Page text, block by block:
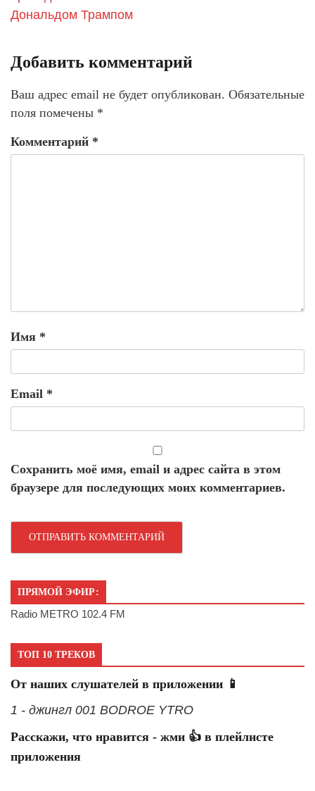
Дональдом Трампом
Добавить комментарий
Ваш адрес email не будет опубликован. Обязательные
поля помечены *
Комментарий *
Имя *
Email *
Сохранить моё имя, email и адрес сайта в этом
браузере для последующих моих комментариев.
ПРЯМОЙ ЭФИР:
Radio METRO 102.4 FM
ТОП 10 ТРЕКОВ
От наших слушателей в приложении 📱
1 - джингл 001 BODROE YTRO
Расскажи, что нравится - жми 👍 в плейлисте
приложения